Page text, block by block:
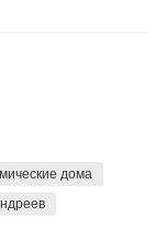
дома